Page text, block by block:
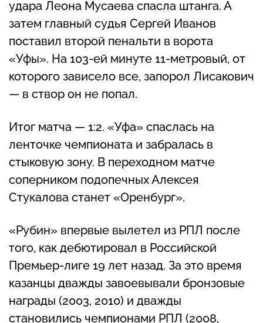
удара Леона Мусаева спасла штанга. А
затем главный судья Сергей Иванов
поставил второй пенальти в ворота
«Уфы». На 103-ей минуте 11-метровый, от
которого зависело все, запорол Лисакович
— в створ он не попал.
Итог матча — 1:2. «Уфа» спаслась на
ленточке чемпионата и забралась в
стыковую зону. В переходном матче
соперником подопечных Алексея
Стукалова станет «Оренбург».
«Рубин» впервые вылетел из РПЛ после
того, как дебютировал в Российской
Премьер-лиге 19 лет назад. За это время
казанцы дважды завоевывали бронзовые
награды (2003, 2010) и дважды
становились чемпионами РПЛ (2008,